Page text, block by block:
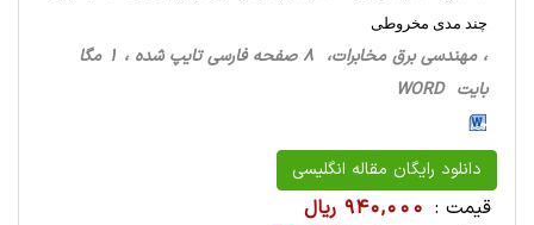
چند مدی مخروطی
، مهندسی برق مخابرات، 8 صفحه فارسی تایپ شده ، 1 مگا
بایت WORD
دانلود رایگان مقاله انگلیسی
قیمت : 940,000 ریال